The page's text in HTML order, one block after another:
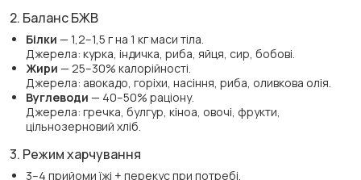
2. Баланс БЖВ
Білки — 1,2–1,5 г на 1 кг маси тіла.
Джерела: курка, індичка, риба, яйця, сир, бобові.
Жири — 25–30% калорійності.
Джерела: авокадо, горіхи, насіння, риба, оливкова олія.
Вуглеводи — 40–50% раціону.
Джерела: гречка, булгур, кіноа, овочі, фрукти,
цільнозерновий хліб.
3. Режим харчування
3–4 прийоми їжі + перекус при потребі.